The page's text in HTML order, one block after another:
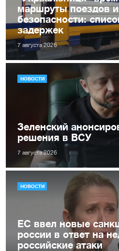
маршруты поездов
безопасности:
задержек
7 августа 2026
НОВОСТИ
Зеленский
решения в ВСУ
7 августа 2026
НОВОСТИ
ЕС ввел новые
россии в ответ на
российские атаки